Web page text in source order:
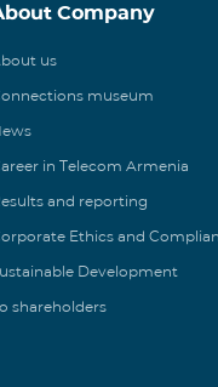
Company
us
museum
in Telecom Armenia
and reporting
Ethics and
Development
shareholders